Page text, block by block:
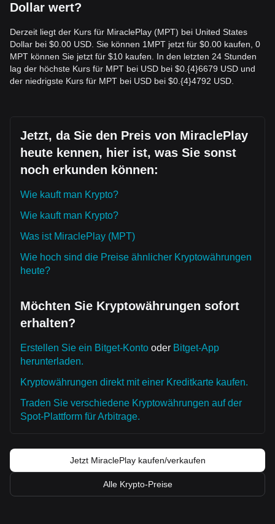
Dollar wert?
Derzeit liegt der Kurs für MiraclePlay (MPT) bei United States
Dollar bei $0.00 USD. Sie können 1MPT jetzt für $0.00 kaufen, 0
MPT können Sie jetzt für $10 kaufen. In den letzten 24 Stunden
lag der höchste Kurs für MPT bei USD bei $0.{​4}6679 USD und
der niedrigste Kurs für MPT bei USD bei $0.{​4}4792 USD.
Jetzt, da Sie den Preis von MiraclePlay
heute kennen, hier ist, was Sie sonst
noch erkunden können:
Wie kauft man Krypto?
Wie kauft man Krypto?
Was ist MiraclePlay (MPT)
Wie hoch sind die Preise ähnlicher Kryptowährungen
heute?
Möchten Sie Kryptowährungen sofort
erhalten?
Erstellen Sie ein Bitget-Konto oder Bitget-App
herunterladen.
Kryptowährungen direkt mit einer Kreditkarte kaufen.
Traden Sie verschiedene Kryptowährungen auf der
Spot-Plattform für Arbitrage.
Jetzt MiraclePlay kaufen/verkaufen
Alle Krypto-Preise